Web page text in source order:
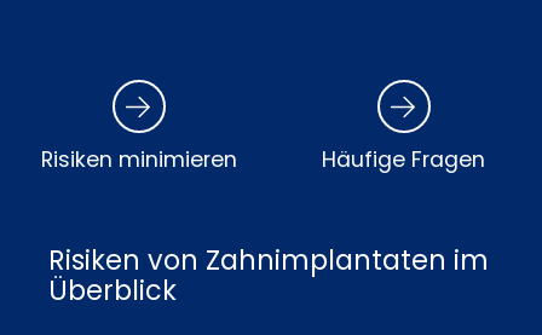
Risiken minimieren Häufige Fragen
Risiken von Zahnimplantaten im
Überblick